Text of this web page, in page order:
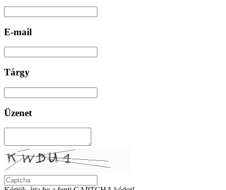
E-mail
Tárgy
Üzenet